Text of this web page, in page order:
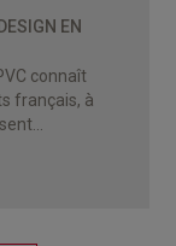
EN
connaît
français, à